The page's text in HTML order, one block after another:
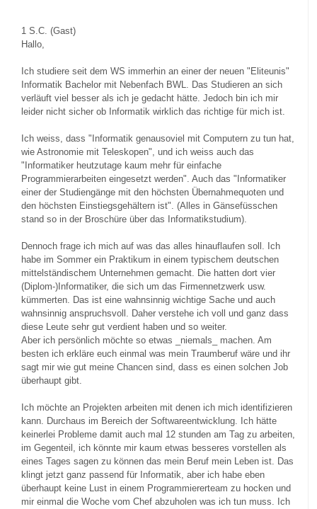
1 S.C. (Gast)
Hallo,
Ich studiere seit dem WS immerhin an einer der neuen "Eliteunis"
Informatik Bachelor mit Nebenfach BWL. Das Studieren an sich
verläuft viel besser als ich je gedacht hätte. Jedoch bin ich mir
leider nicht sicher ob Informatik wirklich das richtige für mich ist.
Ich weiss, dass "Informatik genausoviel mit Computern zu tun hat,
wie Astronomie mit Teleskopen", und ich weiss auch das
"Informatiker heutzutage kaum mehr für einfache
Programmierarbeiten eingesetzt werden". Auch das "Informatiker
einer der Studiengänge mit den höchsten Übernahmequoten und
den höchsten Einstiegsgehältern ist". (Alles in Gänsefüsschen
stand so in der Broschüre über das Informatikstudium).
Dennoch frage ich mich auf was das alles hinauflaufen soll. Ich
habe im Sommer ein Praktikum in einem typischem deutschen
mittelständischem Unternehmen gemacht. Die hatten dort vier
(Diplom-)Informatiker, die sich um das Firmennetzwerk usw.
kümmerten. Das ist eine wahnsinnig wichtige Sache und auch
wahnsinnig anspruchsvoll. Daher verstehe ich voll und ganz dass
diese Leute sehr gut verdient haben und so weiter.
Aber ich persönlich möchte so etwas _niemals_ machen. Am
besten ich erkläre euch einmal was mein Traumberuf wäre und ihr
sagt mir wie gut meine Chancen sind, dass es einen solchen Job
überhaupt gibt.
Ich möchte an Projekten arbeiten mit denen ich mich identifizieren
kann. Durchaus im Bereich der Softwareentwicklung. Ich hätte
keinerlei Probleme damit auch mal 12 stunden am Tag zu arbeiten,
im Gegenteil, ich könnte mir kaum etwas besseres vorstellen als
eines Tages sagen zu können das mein Beruf mein Leben ist. Das
klingt jetzt ganz passend für Informatik, aber ich habe eben
überhaupt keine Lust in einem Programmiererteam zu hocken und
mir einmal die Woche vom Chef abzuholen was ich tun muss. Ich